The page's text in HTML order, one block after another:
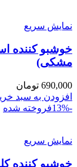
نمایش سریع
مشکی)
690,000 تومان
افزودن به سبد
-13%
فروخته شده
نمایش سریع
خوشبو کننده